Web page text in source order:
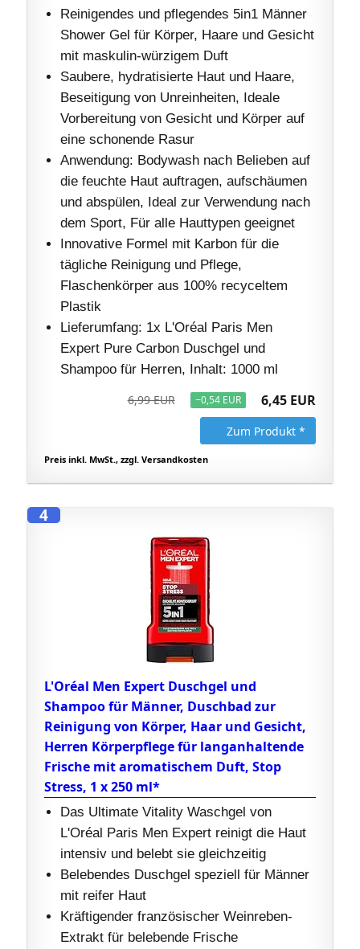
Reinigendes und pflegendes 5in1 Männer
Shower Gel für Körper, Haare und Gesicht
mit maskulin-würzigem Duft
Saubere, hydratisierte Haut und Haare,
Beseitigung von Unreinheiten, Ideale
Vorbereitung von Gesicht und Körper auf
eine schonende Rasur
Anwendung: Bodywash nach Belieben auf
die feuchte Haut auftragen, aufschäumen
und abspülen, Ideal zur Verwendung nach
dem Sport, Für alle Hauttypen geeignet
Innovative Formel mit Karbon für die
tägliche Reinigung und Pflege,
Flaschenkörper aus 100% recyceltem
Plastik
Lieferumfang: 1x L'Oréal Paris Men
Expert Pure Carbon Duschgel und
Shampoo für Herren, Inhalt: 1000 ml
6,99 EUR −0,54 EUR 6,45 EUR
Zum Produkt *
Preis inkl. MwSt., zzgl. Versandkosten
4
L'Oréal Men Expert Duschgel und
Shampoo für Männer, Duschbad zur
Reinigung von Körper, Haar und Gesicht,
Herren Körperpflege für langanhaltende
Frische mit aromatischem Duft, Stop
Stress, 1 x 250 ml*
Das Ultimate Vitality Waschgel von
L'Oréal Paris Men Expert reinigt die Haut
intensiv und belebt sie gleichzeitig
Belebendes Duschgel speziell für Männer
mit reifer Haut
Kräftigender französischer Weinreben-
Extrakt für belebende Frische